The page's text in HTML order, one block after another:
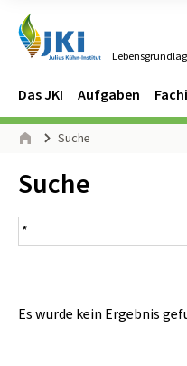
Navigation
Hauptmenü
Das JKI Aufgaben
Seitenpfad
Suche
Inhalt:
Suche
Suchergebnis
Es wurde kein Ergebnis